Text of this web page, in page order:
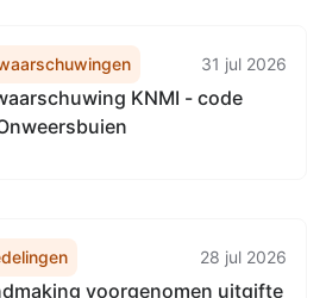
31 jul 2026
KNMI - code
28 jul 2026
voorgenomen uitgifte